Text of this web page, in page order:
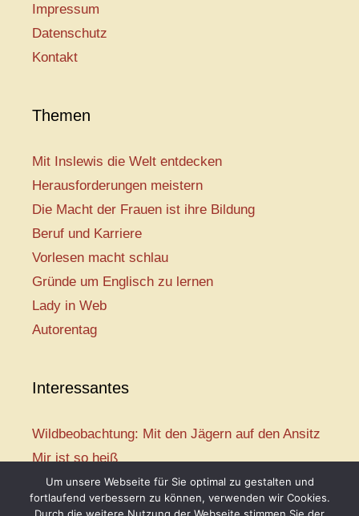
Impressum
Datenschutz
Kontakt
Themen
Mit Inslewis die Welt entdecken
Herausforderungen meistern
Die Macht der Frauen ist ihre Bildung
Beruf und Karriere
Vorlesen macht schlau
Gründe um Englisch zu lernen
Lady in Web
Autorentag
Interessantes
Wildbeobachtung: Mit den Jägern auf den Ansitz
Mir ist so heiß
Mission: Rettungsschwimmer
Vogelwelt-Entdeckertour
Um unsere Webseite für Sie optimal zu gestalten und
fortlaufend verbessern zu können, verwenden wir Cookies.